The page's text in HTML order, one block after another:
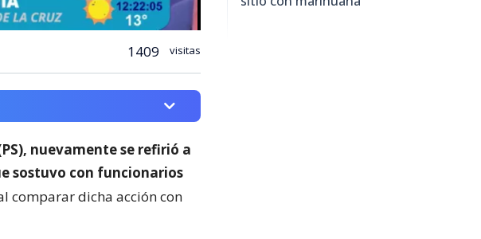
1409 visitas
nuevamente se refirió a
sostuvo con funcionarios
comparar dicha acción con